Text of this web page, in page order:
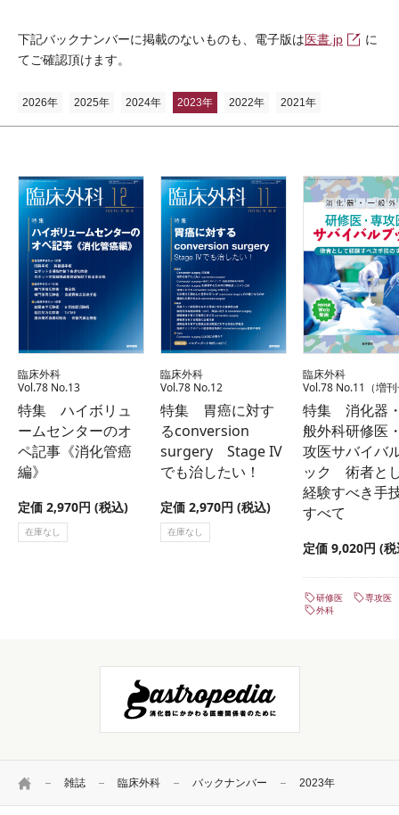
HOME 雑誌 臨床外科 バックナンバー 2023年
下記バックナンバーに掲載のないものも、電子版は医書.jp
に
てご確認頂けます。
2026年 2025年 2024年 2023年 2022年 2021年
臨床外科
Vol.78 No.13
特集 ハイボリュ
ームセンターのオ
ペ記事《消化管癌
編》
定価 2,970円 (税込)
在庫なし
臨床外科
Vol.78 No.12
特集 胃癌に対す
るconversion
surgery Stage IV
でも治したい！
定価 2,970円 (税込)
在庫なし
臨床外科
Vol.78 No.11（増
特集 消化器
般外科研修医
攻医サバイバ
ック 術者と
経験すべき手
すべて
定価 9,020円 (
研修医
専攻医
外科